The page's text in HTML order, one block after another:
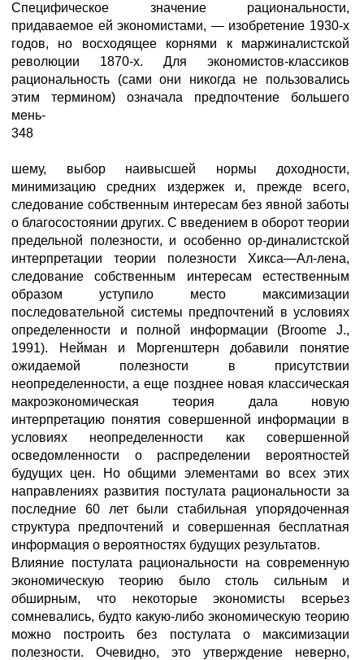
Специфическое значение рациональности,
придаваемое ей экономистами, — изобретение 1930-х
годов, но восходящее корнями к маржиналистской
революции 1870-х. Для экономистов-классиков
рациональность (сами они никогда не пользовались
этим термином) означала предпочтение большего
мень-
348
шему, выбор наивысшей нормы доходности,
минимизацию средних издержек и, прежде всего,
следование собственным интересам без явной заботы
о благосостоянии других. С введением в оборот теории
предельной полезности, и особенно ор-диналистской
интерпретации теории полезности Хикса—Ал-лена,
следование собственным интересам естественным
образом уступило место максимизации
последовательной системы предпочтений в условиях
определенности и полной информации (Broome J.,
1991). Нейман и Моргенштерн добавили понятие
ожидаемой полезности в присутствии
неопределенности, а еще позднее новая классическая
макроэкономическая теория дала новую
интерпретацию понятия совершенной информации в
условиях неопределенности как совершенной
осведомленности о распределении вероятностей
будущих цен. Но общими элементами во всех этих
направлениях развития постулата рациональности за
последние 60 лет были стабильная упорядоченная
структура предпочтений и совершенная бесплатная
информация о вероятностях будущих результатов.
Влияние постулата рациональности на современную
экономическую теорию было столь сильным и
обширным, что некоторые экономисты всерьез
сомневались, будто какую-либо экономическую теорию
можно построить без постулата о максимизации
полезности. Очевидно, это утверждение неверно,